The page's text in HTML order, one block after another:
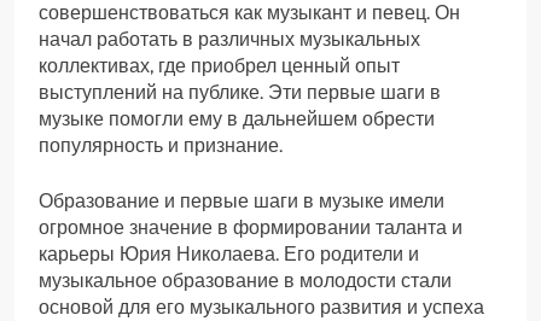
совершенствоваться как музыкант и певец. Он
начал работать в различных музыкальных
коллективах, где приобрел ценный опыт
выступлений на публике. Эти первые шаги в
музыке помогли ему в дальнейшем обрести
популярность и признание.
Образование и первые шаги в музыке имели
огромное значение в формировании таланта и
карьеры Юрия Николаева. Его родители и
музыкальное образование в молодости стали
основой для его музыкального развития и успеха